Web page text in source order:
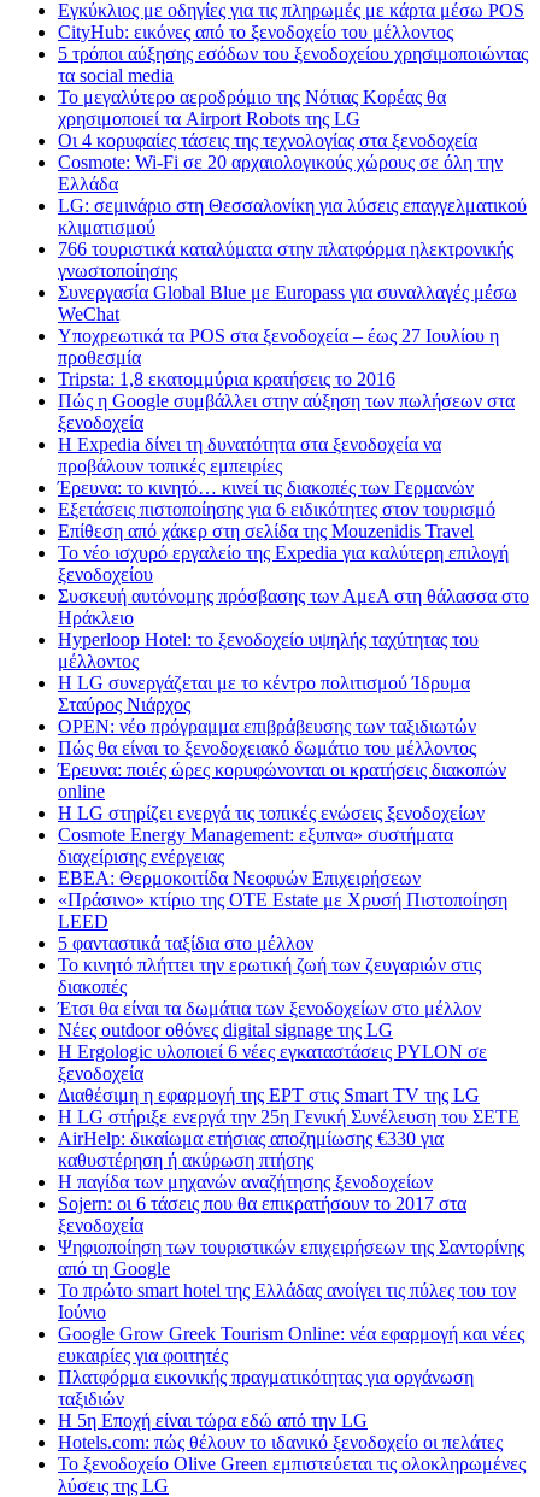
Εγκύκλιος με οδηγίες για τις πληρωμές με κάρτα μέσω POS
CityHub: εικόνες από το ξενοδοχείο του μέλλοντος
5 τρόποι αύξησης εσόδων του ξενοδοχείου χρησιμοποιώντας
τα social media
Το μεγαλύτερο αεροδρόμιο της Νότιας Κορέας θα
χρησιμοποιεί τα Airport Robots της LG
Οι 4 κορυφαίες τάσεις της τεχνολογίας στα ξενοδοχεία
Cosmote: Wi-Fi σε 20 αρχαιολογικούς χώρους σε όλη την
Ελλάδα
LG: σεμινάριο στη Θεσσαλονίκη για λύσεις επαγγελματικού
κλιματισμού
766 τουριστικά καταλύματα στην πλατφόρμα ηλεκτρονικής
γνωστοποίησης
Συνεργασία Global Blue με Europass για συναλλαγές μέσω
WeChat
Υποχρεωτικά τα POS στα ξενοδοχεία – έως 27 Ιουλίου η
προθεσμία
Tripsta: 1,8 εκατομμύρια κρατήσεις το 2016
Πώς η Google συμβάλλει στην αύξηση των πωλήσεων στα
ξενοδοχεία
Η Expedia δίνει τη δυνατότητα στα ξενοδοχεία να
προβάλουν τοπικές εμπειρίες
Έρευνα: το κινητό… κινεί τις διακοπές των Γερμανών
Εξετάσεις πιστοποίησης για 6 ειδικότητες στον τουρισμό
Επίθεση από χάκερ στη σελίδα της Mouzenidis Travel
Το νέο ισχυρό εργαλείο της Expedia για καλύτερη επιλογή
ξενοδοχείου
Συσκευή αυτόνομης πρόσβασης των ΑμεΑ στη θάλασσα στο
Ηράκλειο
Hyperloop Hotel: το ξενοδοχείο υψηλής ταχύτητας του
μέλλοντος
Η LG συνεργάζεται με το κέντρο πολιτισμού Ίδρυμα
Σταύρος Νιάρχος
OPEN: νέο πρόγραμμα επιβράβευσης των ταξιδιωτών
Πώς θα είναι το ξενοδοχειακό δωμάτιο του μέλλοντος
Έρευνα: ποιές ώρες κορυφώνονται οι κρατήσεις διακοπών
online
Η LG στηρίζει ενεργά τις τοπικές ενώσεις ξενοδοχείων
Cosmote Energy Management: εξυπνα» συστήματα
διαχείρισης ενέργειας
ΕΒΕΑ: Θερμοκοιτίδα Νεοφυών Επιχειρήσεων
«Πράσινο» κτίριο της OTE Estate με Χρυσή Πιστοποίηση
LEED
5 φανταστικά ταξίδια στο μέλλον
Το κινητό πλήττει την ερωτική ζωή των ζευγαριών στις
διακοπές
Έτσι θα είναι τα δωμάτια των ξενοδοχείων στο μέλλον
Nέες outdoor οθόνες digital signage της LG
Η Ergologic υλοποιεί 6 νέες εγκαταστάσεις PYLON σε
ξενοδοχεία
Διαθέσιμη η εφαρμογή της ΕΡΤ στις Smart TV της LG
Η LG στήριξε ενεργά την 25η Γενική Συνέλευση του ΣΕΤΕ
AirHelp: δικαίωμα ετήσιας αποζημίωσης €330 για
καθυστέρηση ή ακύρωση πτήσης
Η παγίδα των μηχανών αναζήτησης ξενοδοχείων
Sojern: οι 6 τάσεις που θα επικρατήσουν το 2017 στα
ξενοδοχεία
Ψηφιοποίηση των τουριστικών επιχειρήσεων της Σαντορίνης
από τη Google
Το πρώτο smart hotel της Ελλάδας ανοίγει τις πύλες του τον
Ιούνιο
Google Grow Greek Tourism Online: νέα εφαρμογή και νέες
ευκαιρίες για φοιτητές
Πλατφόρμα εικονικής πραγματικότητας για οργάνωση
ταξιδιών
Η 5η Εποχή είναι τώρα εδώ από την LG
Hotels.com: πώς θέλουν το ιδανικό ξενοδοχείο οι πελάτες
To ξενοδοχείο Olive Green εμπιστεύεται τις ολοκληρωμένες
λύσεις της LG